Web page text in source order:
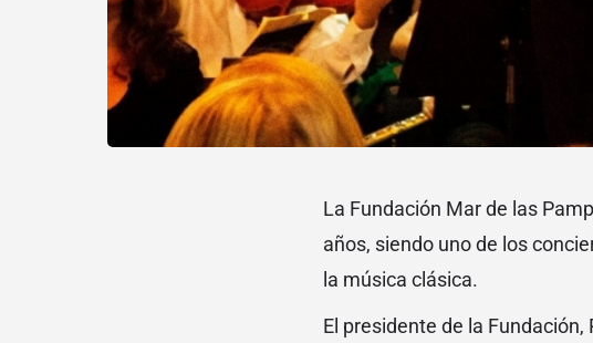
La Fundación Mar de las
años, siendo uno de los
la música clásica.
El presidente de la